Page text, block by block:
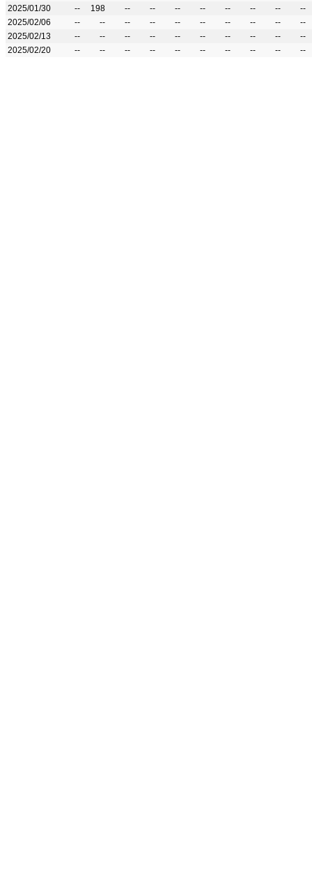
2025/01/30
-- 198 -- -- -- -- -- -- --
--
2025/02/06
-- -- -- -- -- -- -- -- --
--
2025/02/13
-- -- -- -- -- -- -- -- --
--
2025/02/20
-- -- -- -- -- -- -- -- -- --